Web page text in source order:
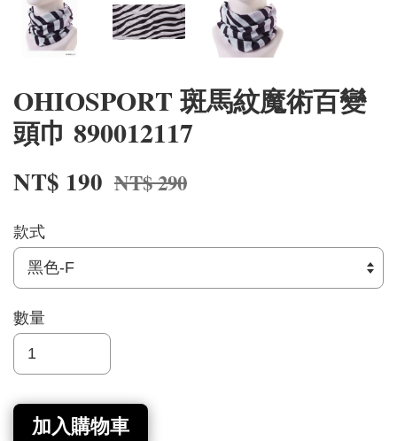
OHIOSPORT 斑馬紋魔術百變
頭巾 890012117
NT$ 190 NT$ 290
款式
數量
加入購物車